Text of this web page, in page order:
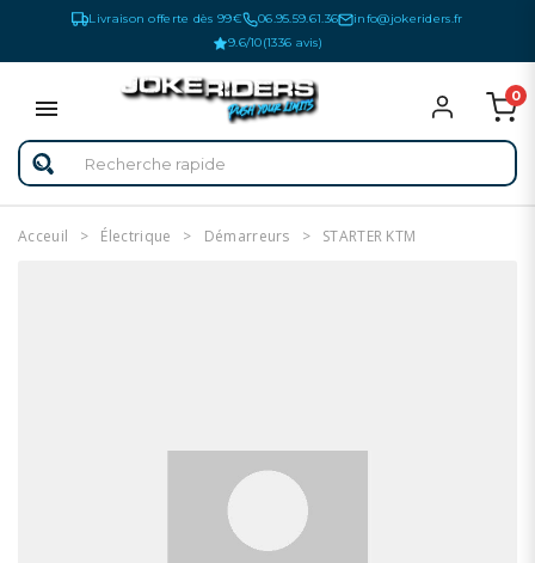
Livraison offerte dès 99€ 06.95.59.61.36
info@jokeriders.fr
9.6/10(1336 avis)
0
Acceuil Électrique Démarreurs STARTER KTM